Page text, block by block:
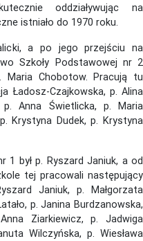
oddziaływując na
istniało do 1970 roku.
a po jego przejściu na
Szkoły Podstawowej nr 2
Maria Chobotow. Pracują tu
Ładosz-Czajkowska, p. Alina
p. Anna Świetlicka, p. Maria
Krystyna Dudek, p. Krystyna
1 był p. Ryszard Janiuk, a od
tej pracowali następujący
Janiuk, p. Małgorzata
p. Janina Burdzanowska,
Ziarkiewicz, p. Jadwiga
Wilczyńska, p. Wiesława